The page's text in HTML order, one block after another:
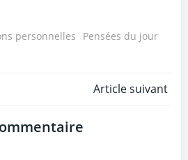
personnelles
Pensées du jour
navigation
Article suivant